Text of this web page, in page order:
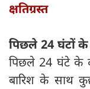
क्षतिग्रस्त
पिछले 24 घंटों
पिछले 24 घंटे के
बारिश के साथ